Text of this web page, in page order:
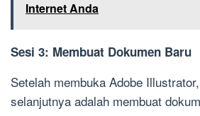
Internet Anda
Sesi 3: Membuat Dokumen Baru
Setelah membuka Adobe
selanjutnya adalah membuat